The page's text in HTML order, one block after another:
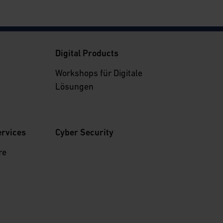
Digital Products
Workshops für Digitale
Lösungen
Cyber Security